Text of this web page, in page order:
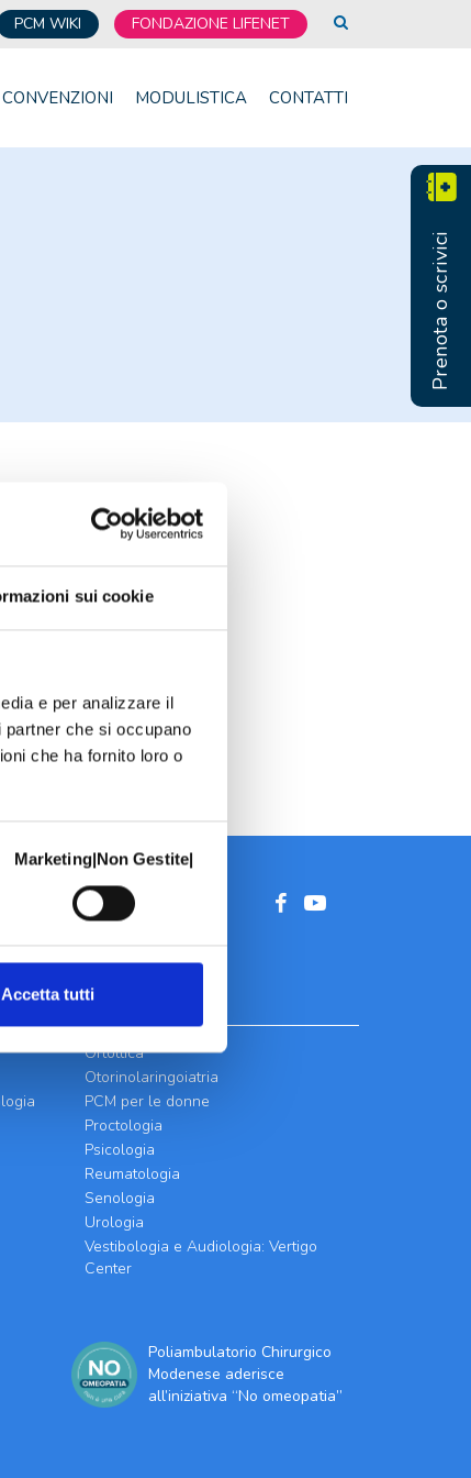
sui cookie
e per analizzare il
che si occupano
che ha fornito loro o
Marketing|Non Gestite|
Accetta tutti
PCM WIKI FONDAZIONE LIFENET
CONVENZIONI MODULISTICA CONTATTI
Ortottica
Otorinolaringoiatria
PCM per le donne
Proctologia
Psicologia
Reumatologia
Senologia
Urologia
Vestibologia e Audiologia: Vertigo
Center
Poliambulatorio Chirurgico
Modenese aderisce
all’iniziativa “No omeopatia”
Prenota o scrivici